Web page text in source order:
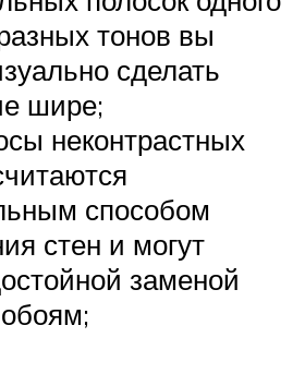
тонов вы
сделать
шире;
неконтрастных
способом
стен и могут
заменой